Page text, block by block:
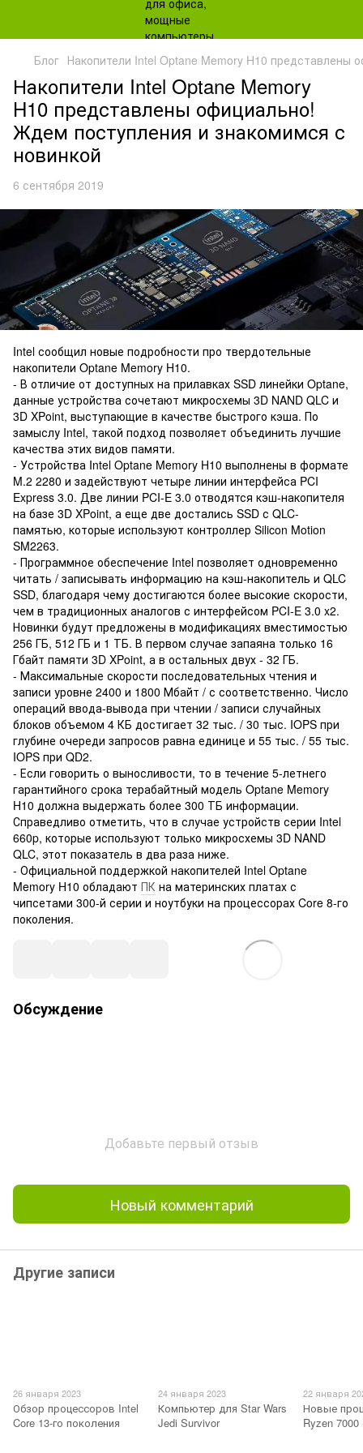
Блог Накопители Intel Optane Memory H10
Накопители Intel Optane Memory
H10 представлены официально!
Ждем поступления и знакомимся с
новинкой
6 сентября 2019
Intel сообщил новые подробности про твердотельные
накопители Optane Memory H10.
- В отличие от доступных на прилавках SSD линейки Optane,
данные устройства сочетают микросхемы 3D NAND QLC и
3D XPoint, выступающие в качестве быстрого кэша. По
замыслу Intel, такой подход позволяет объединить лучшие
качества этих видов памяти.
- Устройства Intel Optane Memory H10 выполнены в формате
M.2 2280 и задействуют четыре линии интерфейса PCI
Express 3.0. Две линии PCI-E 3.0 отводятся кэш-накопителя
на базе 3D XPoint, а еще две достались SSD с QLC-
памятью, которые используют контроллер Silicon Motion
SM2263.
- Программное обеспечение Intel позволяет одновременно
читать / записывать информацию на кэш-накопитель и QLC
SSD, благодаря чему достигаются более высокие скорости,
чем в традиционных аналогов с интерфейсом PCI-E 3.0 x2.
Новинки будут предложены в модификациях вместимостью
256 ГБ, 512 ГБ и 1 ТБ. В первом случае запаяна только 16
Гбайт памяти 3D XPoint, а в остальных двух - 32 ГБ.
- Максимальные скорости последовательных чтения и
записи уровне 2400 и 1800 Мбайт / с соответственно. Число
операций ввода-вывода при чтении / записи случайных
блоков объемом 4 КБ достигает 32 тыс. / 30 тыс. IOPS при
глубине очереди запросов равна единице и 55 тыс. / 55 тыс.
IOPS при QD2.
- Если говорить о выносливости, то в течение 5-летнего
гарантийного срока терабайтный модель Optane Memory
H10 должна выдержать более 300 ТБ информации.
Справедливо отметить, что в случае устройств серии Intel
660p, которые используют только микросхемы 3D NAND
QLC, этот показатель в два раза ниже.
- Официальной поддержкой накопителей Intel Optane
Memory H10 обладают ПК на материнских платах с
чипсетами 300-й серии и ноутбуки на процессорах Core 8-го
поколения.
Обсуждение
Добавьте первый отзыв
Новый комментарий
Другие записи
26 января 2023
Обзор процессоров Intel
Core 13-го поколения
24 января 2023
Компьютер для Star Wars
Jedi Survivor
22 января
Новые
Ryzen 7000